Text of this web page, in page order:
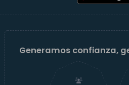
Generamos confianza,